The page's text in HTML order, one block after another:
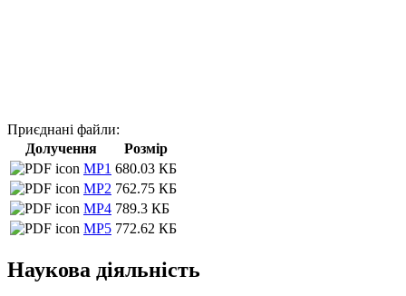
Приєднані файли:
Долучення
Розмір
МР1 680.03 КБ
МР2 762.75 КБ
МР4 789.3 КБ
МР5 772.62 КБ
Наукова діяльність